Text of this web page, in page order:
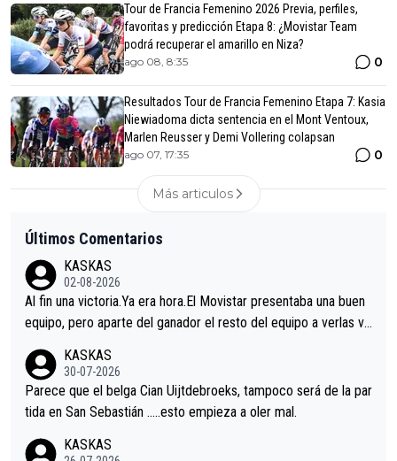
Tour de Francia Femenino 2026 Previa, perfiles,
favoritas y predicción Etapa 8: ¿Movistar Team
podrá recuperar el amarillo en Niza?
ago 08, 8:35 0
Resultados Tour de Francia Femenino Etapa 7: Kasia
Niewiadoma dicta sentencia en el Mont Ventoux,
Marlen Reusser y Demi Vollering colapsan
ago 07, 17:35 0
Más articulos
Últimos Comentarios
KASKAS
02-08-2026
Al fin una victoria.Ya era hora.El Movistar presentaba una buen
equipo, pero aparte del ganador el resto del equipo a verlas ve
s.La única buena noticia es la mejoría de Enric Más en San Seb
astian.Si en la Vuelta a Burgos sigue la mejoría, podríamos ten
er alguna sorpresa en la Vuelta.Ojalá.
KASKAS
30-07-2026
Parece que el belga Cian Uijtdebroeks, tampoco será de la par
tida en San Sebastián …..esto empieza a oler mal.
KASKAS